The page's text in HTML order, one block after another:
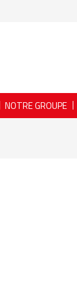
NOTRE GROUPE